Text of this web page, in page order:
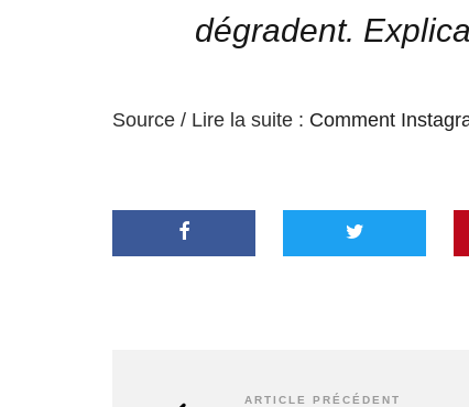
dégradent.
Source / Lire la suite : Comment
ARTICLE PRÉCÉDENT